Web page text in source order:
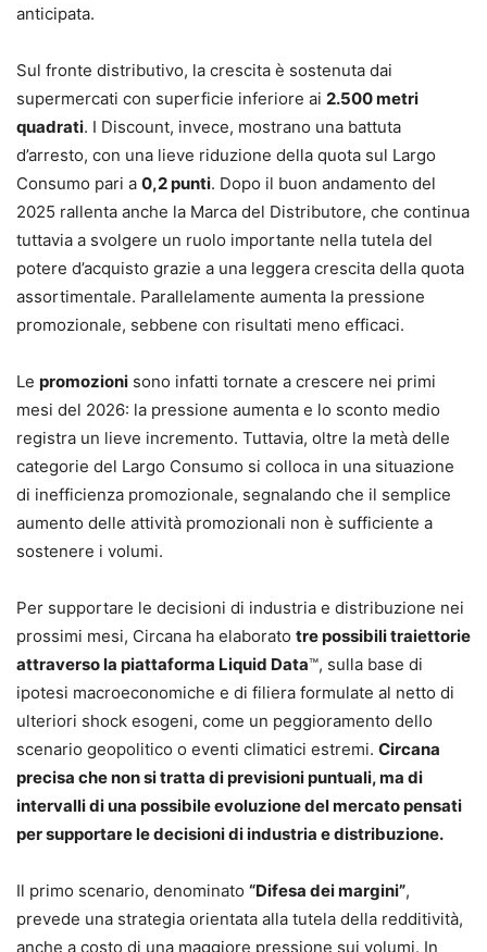
anticipata.
Sul fronte distributivo, la crescita è sostenuta dai
supermercati con superficie inferiore ai 2.500 metri
quadrati. I Discount, invece, mostrano una battuta
d’arresto, con una lieve riduzione della quota sul Largo
Consumo pari a 0,2 punti. Dopo il buon andamento del
2025 rallenta anche la Marca del Distributore, che continua
tuttavia a svolgere un ruolo importante nella tutela del
potere d’acquisto grazie a una leggera crescita della quota
assortimentale. Parallelamente aumenta la pressione
promozionale, sebbene con risultati meno efficaci.
Le promozioni sono infatti tornate a crescere nei primi
mesi del 2026: la pressione aumenta e lo sconto medio
registra un lieve incremento. Tuttavia, oltre la metà delle
categorie del Largo Consumo si colloca in una situazione
di inefficienza promozionale, segnalando che il semplice
aumento delle attività promozionali non è sufficiente a
sostenere i volumi.
Per supportare le decisioni di industria e distribuzione nei
prossimi mesi, Circana ha elaborato tre possibili traiettorie
attraverso la piattaforma Liquid Data™, sulla base di
ipotesi macroeconomiche e di filiera formulate al netto di
ulteriori shock esogeni, come un peggioramento dello
scenario geopolitico o eventi climatici estremi. Circana
precisa che non si tratta di previsioni puntuali, ma di
intervalli di una possibile evoluzione del mercato pensati
per supportare le decisioni di industria e distribuzione.
Il primo scenario, denominato “Difesa dei margini”,
prevede una strategia orientata alla tutela della redditività,
anche a costo di una maggiore pressione sui volumi. In